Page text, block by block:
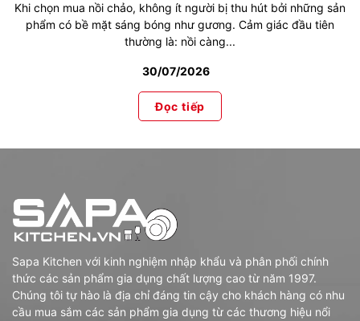
Khi chọn mua nồi chảo, không ít người bị thu hút bởi những sản
phẩm có bề mặt sáng bóng như gương. Cảm giác đầu tiên
thường là: nồi càng...
30/07/2026
Đọc tiếp
Sapa Kitchen với kinh nghiệm nhập khẩu và phân phối chính
thức các sản phẩm gia dụng chất lượng cao từ năm 1997.
Chúng tôi tự hào là địa chỉ đáng tin cậy cho khách hàng có nhu
cầu mua sắm các sản phẩm gia dụng từ các thương hiệu nổi